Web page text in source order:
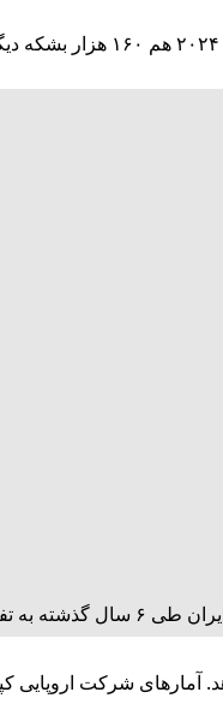
به تفکیک کشور
نشان می‌دهد، تقریبا ۹۰ درصد